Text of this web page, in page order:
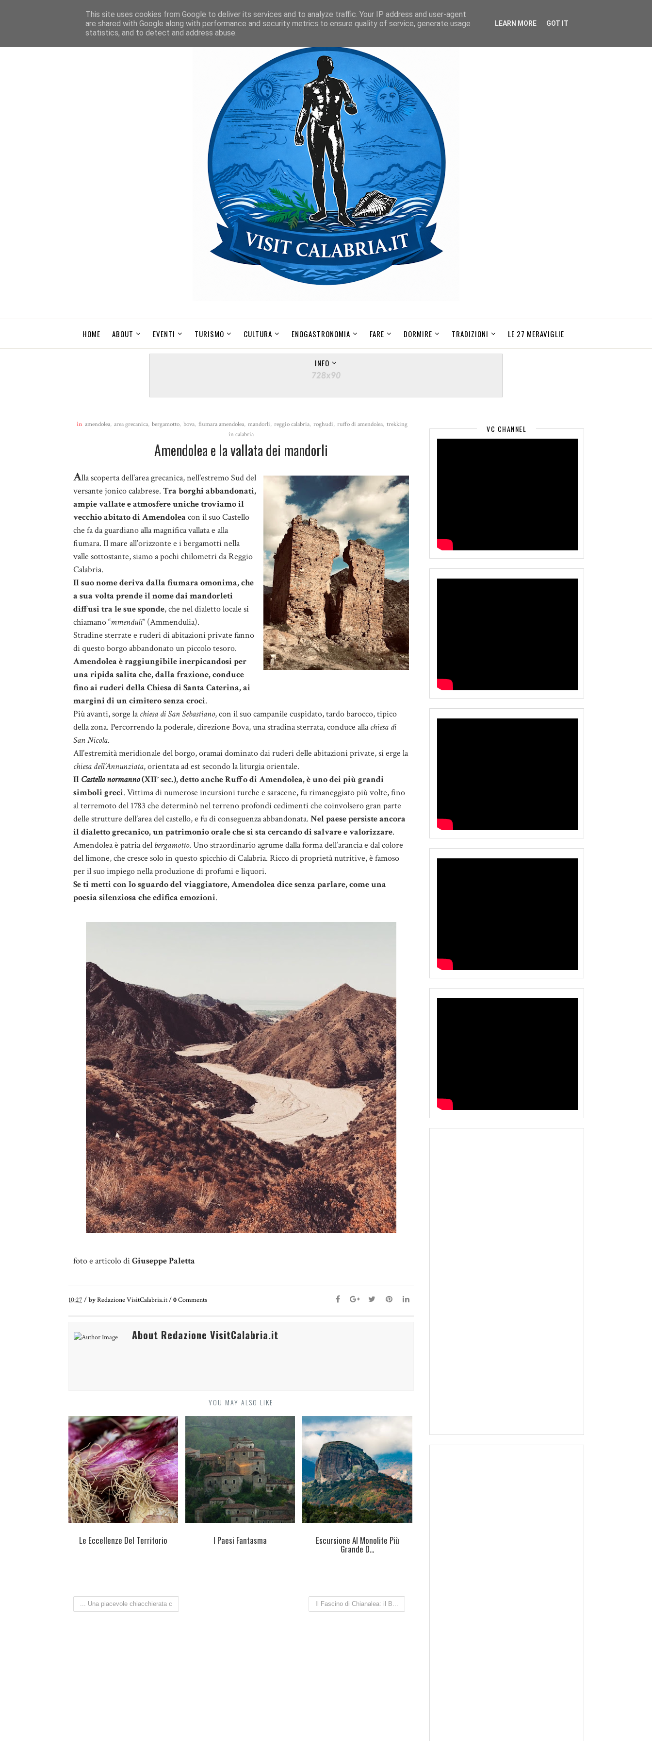
HOME ABOUT EVENTI TURISMO CULTURA ENOGASTRONOMIA FARE DORMIRE TRADIZIONI LE 27 MERAVIGLIE
INFO
in amendolea, area grecanica, bergamotto, bova, fiumara amendolea, mandorli, reggio calabria, roghudi, ruffo di amendolea, trekking
in calabria
Amendolea e la vallata dei mandorli
Alla scoperta dell'area grecanica, nell'estremo Sud del
versante jonico calabrese. Tra borghi abbandonati,
ampie vallate e atmosfere uniche troviamo il
vecchio abitato di Amendolea con il suo Castello
che fa da guardiano alla magnifica vallata e alla
fiumara. Il mare all’orizzonte e i bergamotti nella
valle sottostante, siamo a pochi chilometri da Reggio
Calabria.
Il suo nome deriva dalla fiumara omonima, che
a sua volta prende il nome dai mandorleti
diffusi tra le sue sponde, che nel dialetto locale si
chiamano “mmenduli” (Ammendulia).
Stradine sterrate e ruderi di abitazioni private fanno
di questo borgo abbandonato un piccolo tesoro.
Amendolea è raggiungibile inerpicandosi per
una ripida salita che, dalla frazione, conduce
fino ai ruderi della Chiesa di Santa Caterina, ai
margini di un cimitero senza croci.
Più avanti, sorge lachiesa di San Sebastiano, con il suo campanile cuspidato, tardo barocco, tipico
della zona. Percorrendo la poderale, direzione Bova, una stradina sterrata, conduce allachiesa di
San Nicola.
All’estremità meridionale del borgo, oramai dominato dai ruderi delle abitazioni private, si erge la
chiesa dell’Annunziata, orientata ad est secondo la liturgia orientale.
Il Castello normanno(XII° sec.), detto anche Ruffo di Amendolea, è uno dei più grandi
simboli greci. Vittima di numerose incursioni turche e saracene, fu rimaneggiato più volte, fino
al terremoto del 1783 che determinò nel terreno profondi cedimenti che coinvolsero gran parte
delle strutture dell’area del castello, e fu di conseguenza abbandonata. Nel paese persiste ancora
il dialetto grecanico, un patrimonio orale che si sta cercando di salvare e valorizzare.
Amendolea è patria del bergamotto. Uno straordinario agrume dalla forma dell’arancia e dal colore
del limone, che cresce solo in questo spicchio di Calabria. Ricco di proprietà nutritive, è famoso
per il suo impiego nella produzione di profumi e liquori.
Se ti metti con lo sguardo del viaggiatore, Amendolea dice senza parlare, come una
poesia silenziosa che edifica emozioni.
foto e articolo diGiuseppe Paletta
10:27 /byRedazione VisitCalabria.it/0Comments
About Redazione VisitCalabria.it
YOU MAY ALSO LIKE
Le Eccellenze Del Territorio I Paesi Fantasma Escursione Al Monolite Più
Grande D...
... Una piacevole chiacchierata c Il Fascino di Chianalea: il B...
VC CHANNEL
This site uses cookies from Google to deliver its services and to analyze traffic. Your IP address and user-agent
are shared with Google along with performance and security metrics to ensure quality of service, generate usage
statistics, and to detect and address abuse.
LEARN MORE GOT IT